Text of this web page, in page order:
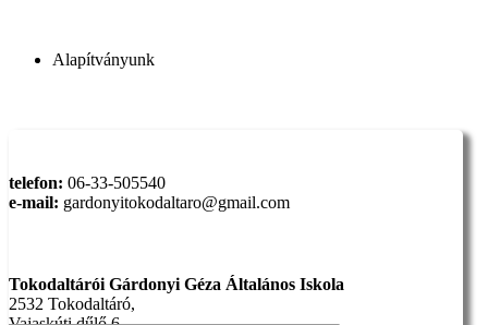
Alapítványunk
telefon: 06-33-505540
e-mail: gardonyitokodaltaro@gmail.com
Tokodaltárói Gárdonyi Géza Általános Iskola
2532 Tokodaltáró,